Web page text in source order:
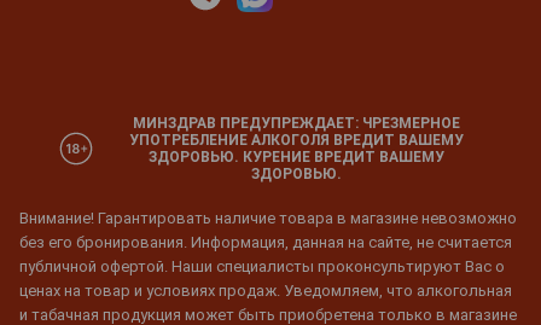
МИНЗДРАВ ПРЕДУПРЕЖДАЕТ: ЧРЕЗМЕРНОЕ
УПОТРЕБЛЕНИЕ АЛКОГОЛЯ ВРЕДИТ ВАШЕМУ
ЗДОРОВЬЮ. КУРЕНИЕ ВРЕДИТ ВАШЕМУ
ЗДОРОВЬЮ.
Внимание! Гарантировать наличие товара в магазине невозможно
без его бронирования. Информация, данная на сайте, не считается
публичной офертой. Наши специалисты проконсультируют Вас о
ценах на товар и условиях продаж. Уведомляем, что алкогольная
и табачная продукция может быть приобретена только в магазине